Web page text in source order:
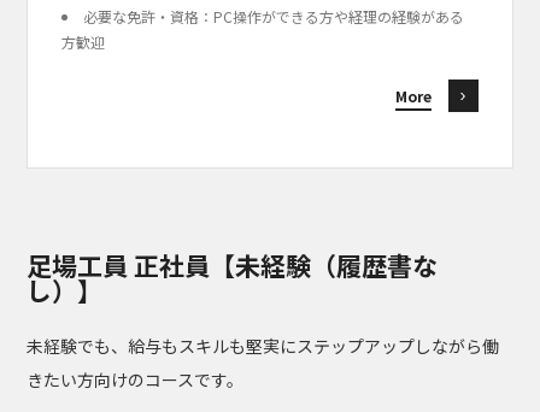
必要な免許・資格：PC操作ができる方や経理の経験がある
方歓迎
More
足場工員 正社員【未経験（履歴書な
し）】
未経験でも、給与もスキルも堅実にステップアップしながら働
きたい方向けのコースです。